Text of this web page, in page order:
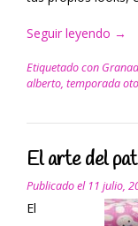
Seguir leyendo →
Etiquetado con
alberto, temporada
El arte del
Publicado el 11 julio,
El